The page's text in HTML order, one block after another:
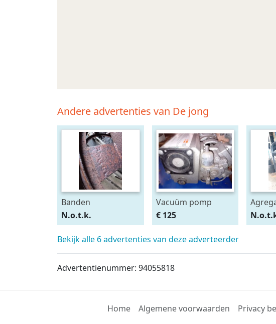
Andere advertenties van De jong
Banden
N.o.t.k.
Vacuüm pomp
€ 125
Bekijk alle 6 advertenties van deze adverteerder
Advertentienummer: 94055818
Home Algemene voorwaarden Privacy